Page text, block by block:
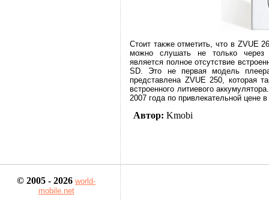
Стоит также отметить, что в ZVUE
можно слушать не только через
является полное отсутствие
SD. Это не первая модель
представлена ZVUE 250, которая
встроенного литиевого
2007 года по привлекательной цене
Автор: Kmobi
© 2005 - 2026 world-
mobile.net